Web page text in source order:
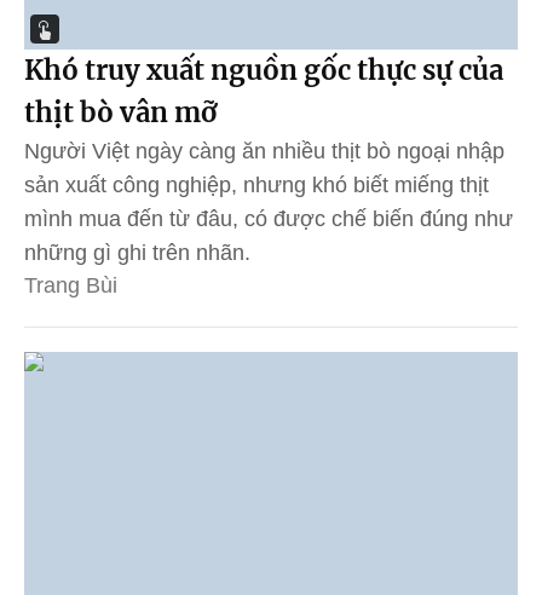
Khó truy xuất nguồn gốc thực sự của
thịt bò vân mỡ
Người Việt ngày càng ăn nhiều thịt bò ngoại nhập
sản xuất công nghiệp, nhưng khó biết miếng thịt
mình mua đến từ đâu, có được chế biến đúng như
những gì ghi trên nhãn.
Trang Bùi